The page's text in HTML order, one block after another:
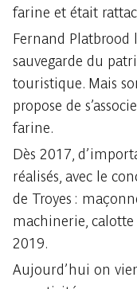
farine et était
Fernand Platbrood
sauvegarde du
touristique. Mais
propose de
farine.
Dès 2017,
réalisés, avec le
de Troyes :
machinerie,
2019.
Aujourd’hui on